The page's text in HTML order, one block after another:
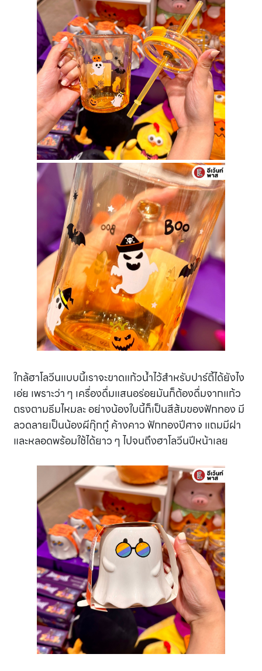
ใกล้ฮาโลวีนแบบนี้เราจะขาดแก้วน้ำไว้สำหรับปาร์ตี้ได้ยังไง
เอ่ย เพราะว่า ๆ เครื่องดื่มแสนอร่อยมันก็ต้องดื่มจากแก้ว
ตรงตามธีมไหมละ อย่างน้องใบนี้ก็เป็นสีส้มของฟักทอง มี
ลวดลายเป็นน้องผีกุ๊กกู๋ ค้างคาว ฟักทองปีศาจ แถมมีฝา
และหลอดพร้อมใช้ได้ยาว ๆ ไปจนถึงฮาโลวีนปีหน้าเลย